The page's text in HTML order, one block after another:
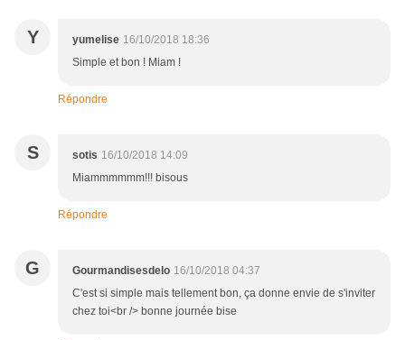
Y yumelise 16/10/2018 18:36
Simple et bon ! Miam !
Répondre
S sotis 16/10/2018 14:09
Miammmmmm!!! bisous
Répondre
G Gourmandisesdelo 16/10/2018 04:37
C'est si simple mais tellement bon, ça donne envie de s'inviter
chez toi<br /> bonne journée bise